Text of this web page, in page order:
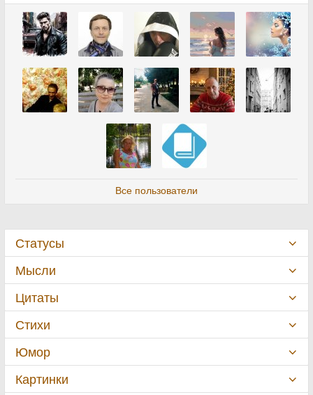
Все пользователи
Статусы
Мысли
Цитаты
Стихи
Юмор
Картинки